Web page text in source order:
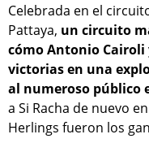
Celebrada en el
Pattaya, un circuito
cómo Antonio Cairoli
victorias en una
al numeroso público
a Si Racha de nuevo
Herlings fueron los